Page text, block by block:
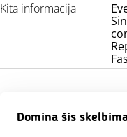
Kita informacija
Domina šis